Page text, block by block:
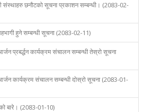
संस्थाहरु छनौटको सूचना प्रकाशन सम्बन्धी। (2083-02-
हुने सम्बन्धी सूचना (2083-02-11)
प्रबर्द्धन कार्यक्रम संचालन सम्बन्धी तेस्रो सूचना
कार्यक्रम संचालन सम्बन्धी दोस्रो सूचना (2083-01-
बारे। (2083-01-10)